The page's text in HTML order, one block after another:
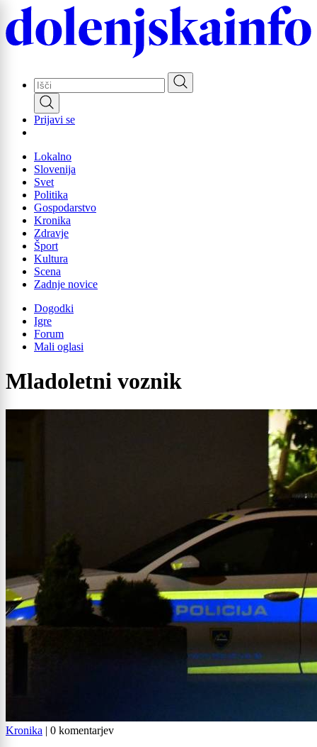
Skip
to
main
content
Prijavi se
Lokalno
Slovenija
Svet
Politika
Gospodarstvo
Kronika
Zdravje
Šport
Kultura
Scena
Zadnje novice
Dogodki
Igre
Forum
Mali oglasi
Mladoletni voznik
Kronika 0 komentarjev